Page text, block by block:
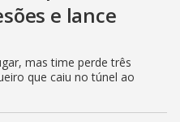
e lance
mas time perde três
que caiu no túnel ao